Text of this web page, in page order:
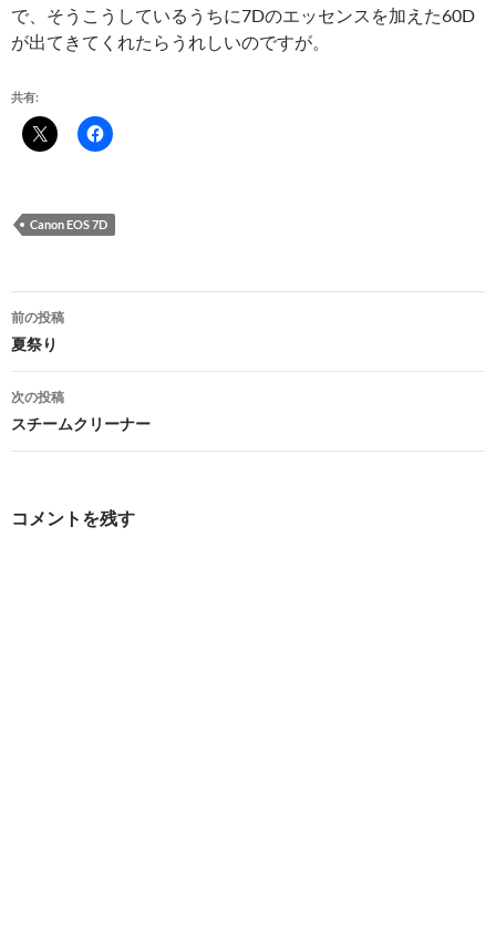
で、そうこうしているうちに7Dのエッセンスを加えた60D
が出てきてくれたらうれしいのですが。
共有:
Canon EOS 7D
投
稿
ナ
ビ
ゲ
前の投稿
夏祭り
次の投稿
スチームクリーナー
コメントを残す